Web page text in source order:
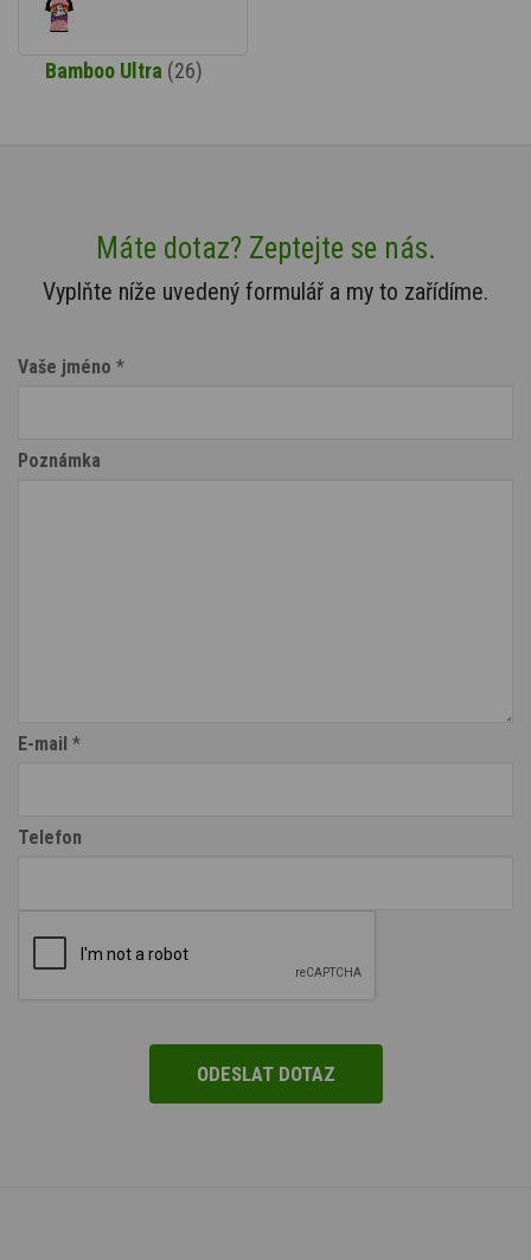
Bamboo Ultra (26)
Máte dotaz? Zeptejte se nás.
Vyplňte níže uvedený formulář a my to zařídíme.
Vaše jméno *
Poznámka
E-mail *
Telefon